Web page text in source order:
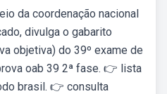
da coordenação nacional
divulga o gabarito
objetiva) do 39º exame de
oab 39 2ª fase. 👉 lista
brasil. 👉 consulta